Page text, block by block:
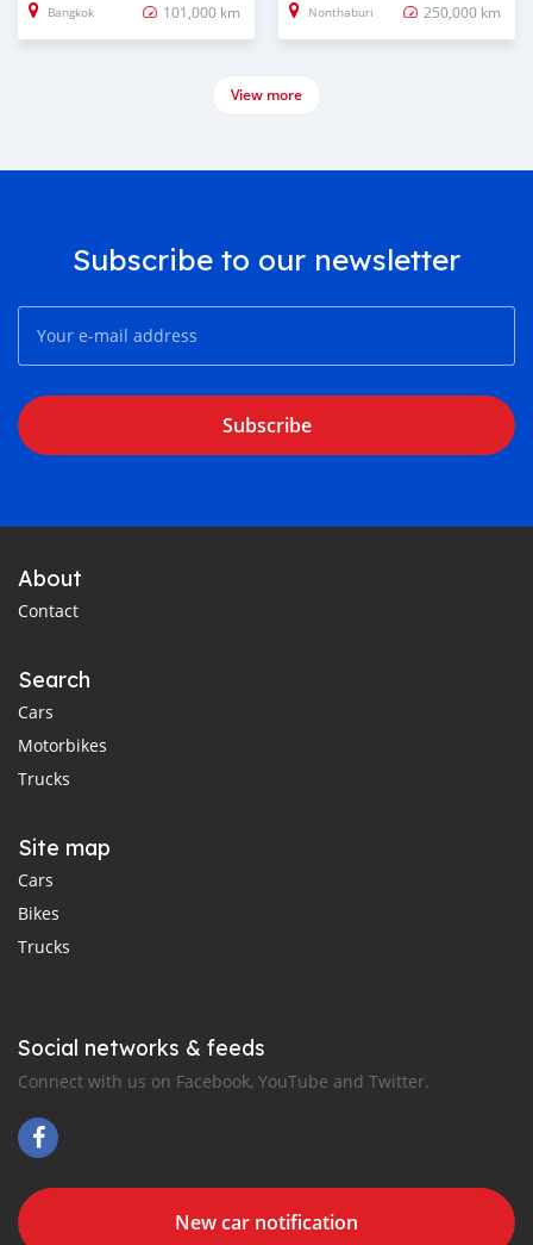
Bangkok 101,000 km Nonthaburi 250,000 km
View more
Subscribe to our newsletter
Subscribe
About
Contact
Search
Cars
Motorbikes
Trucks
Site map
Cars
Bikes
Trucks
Social networks & feeds
Connect with us on Facebook, YouTube and Twitter.
New car notification